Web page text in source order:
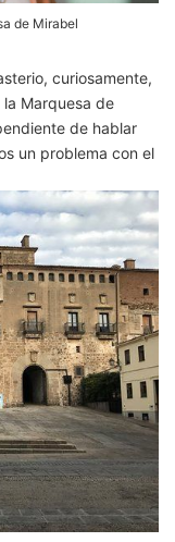
de Mirabel
curiosamente,
la Marquesa de
de hablar
un problema con el